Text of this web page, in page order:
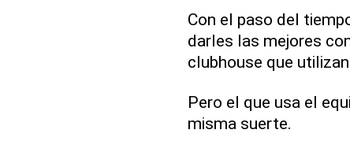
Con el paso del
darles las mejores
clubhouse que
Pero el que usa el
misma suerte.